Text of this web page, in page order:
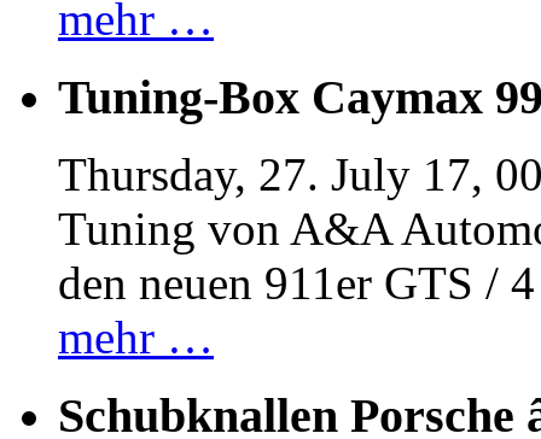
mehr …
Tuning-Box Caymax
Thursday, 27. July 17,
Tuning von A&A
den neuen 911er GTS /
mehr …
Schubknallen Porsche